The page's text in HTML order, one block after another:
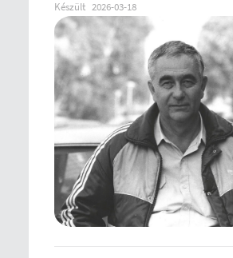
Készült 2026-03-18